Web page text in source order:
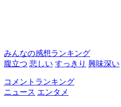
みんなの感想ランキング
腹立つ 悲しい すっきり 興味深い
コメントランキング
ニュース エンタメ